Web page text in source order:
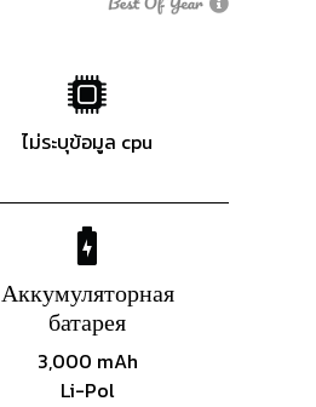
ไม่ระบุข้อมูล cpu
Аккумуляторная
батарея
3,000 mAh
Li-Pol